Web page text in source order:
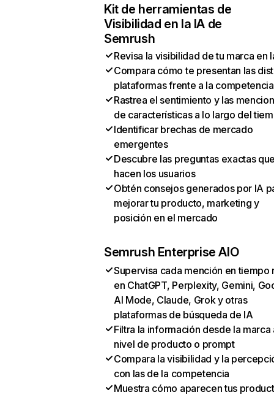
Kit de herramientas de
Visibilidad en la IA de
Semrush
Revisa la visibilidad de tu marca en
Compara cómo te presentan las
plataformas frente a la competencia
Rastrea el sentimiento y las
de características a lo largo del
Identificar brechas de mercado
emergentes
Descubre las preguntas exactas
hacen los usuarios
Obtén consejos generados por IA
mejorar tu producto, marketing y
posición en el mercado
Semrush Enterprise AIO
Supervisa cada mención en tiempo
en ChatGPT, Perplexity, Gemini,
AI Mode, Claude, Grok y otras
plataformas de búsqueda de IA
Filtra la información desde la marca
nivel de producto o prompt
Compara la visibilidad y la
con las de la competencia
Muestra cómo aparecen tus